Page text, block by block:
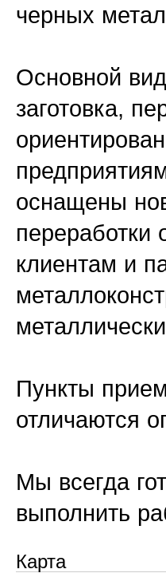
черных
Основной
заготовка,
оснащены
клиентам и
Пункты
отличаются
Мы всегда
выполнить
Карта